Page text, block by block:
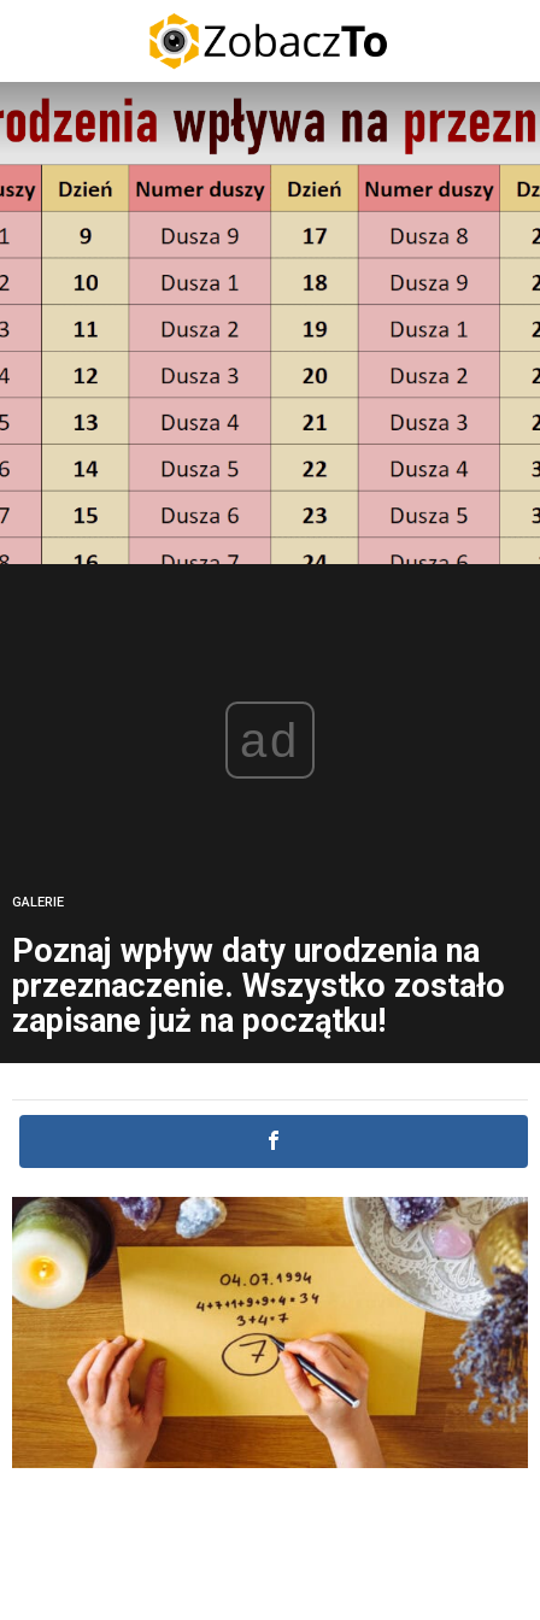
ad
GALERIE
Poznaj wpływ daty urodzenia na
przeznaczenie. Wszystko zostało
zapisane już na początku!